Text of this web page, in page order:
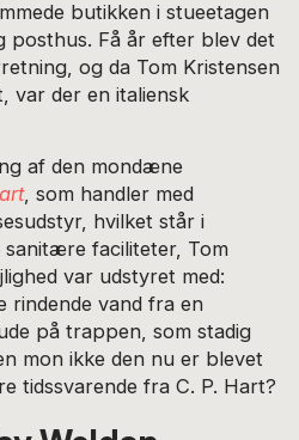
butikken i stueetagen
posthus. Få år efter blev det
og da Tom Kristensen
var der en italiensk
af den mondæne
, som handler med
hvilket står i
faciliteter, Tom
var udstyret med:
rindende vand fra en
på trappen, som stadig
mon ikke den nu er blevet
tidssvarende fra C. P. Hart?